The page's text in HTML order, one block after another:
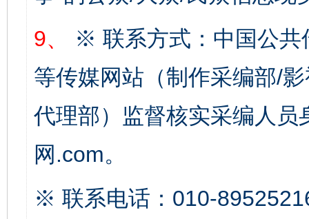
9、
※ 联系方式：中国公共
等传媒网站（制作采编部/
代理部）监督核实采编人员
网.com。
※ 联系电话：010-